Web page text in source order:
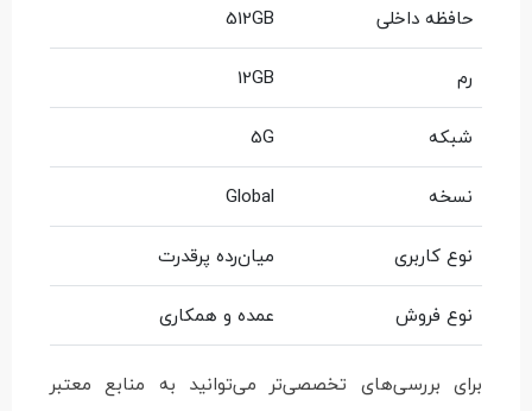
حافظه داخلی
512GB
رم
12GB
شبکه
5G
نسخه
Global
نوع کاربری
میان‌رده پرقدرت
نوع فروش
عمده و همکاری
برای بررسی‌های تخصصی‌تر می‌توانید به منابع معتبر